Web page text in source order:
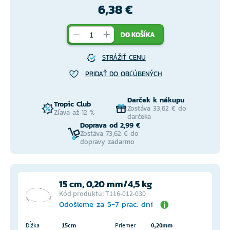
6,38 €
DO KOŠÍKA
STRÁŽIŤ CENU
PRIDAŤ DO OBĽÚBENÝCH
Tropic Club
Zľava až 12 %
Darček k nákupu
Zostáva 33,62 € do
darčeka
Doprava od 2,99 €
Zostáva 73,62 € do
dopravy zadarmo
15 cm, 0,20 mm/4,5 kg
Kód produktu: T116-012-030
Odošleme za 5-7 prac. dní
Dĺžka 15cm Priemer
0,20mm